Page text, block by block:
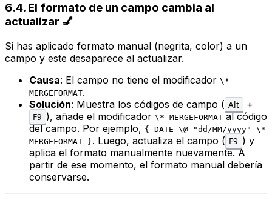
6.4. El formato de un campo cambia al
actualizar 💅
Si has aplicado formato manual (negrita, color) a un
campo y este desaparece al actualizar.
Causa: El campo no tiene el modificador \*
MERGEFORMAT.
Solución: Muestra los códigos de campo ( Alt +
F9 ), añade el modificador \* MERGEFORMATal código
del campo. Por ejemplo, { DATE \@ "dd/MM/yyyy" \*
MERGEFORMAT }. Luego, actualiza el campo ( F9 ) y
aplica el formato manualmente nuevamente. A
partir de ese momento, el formato manual debería
conservarse.